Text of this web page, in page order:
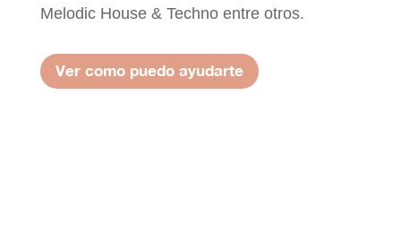
Melodic House & Techno entre otros.
Ver como puedo ayudarte